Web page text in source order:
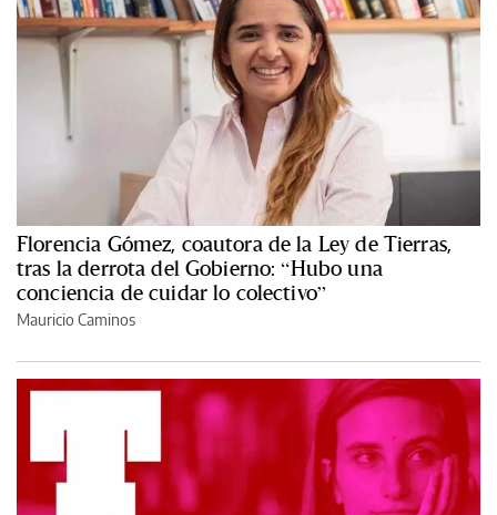
Florencia Gómez, coautora de la Ley de Tierras,
tras la derrota del Gobierno: “Hubo una
conciencia de cuidar lo colectivo”
Mauricio Caminos